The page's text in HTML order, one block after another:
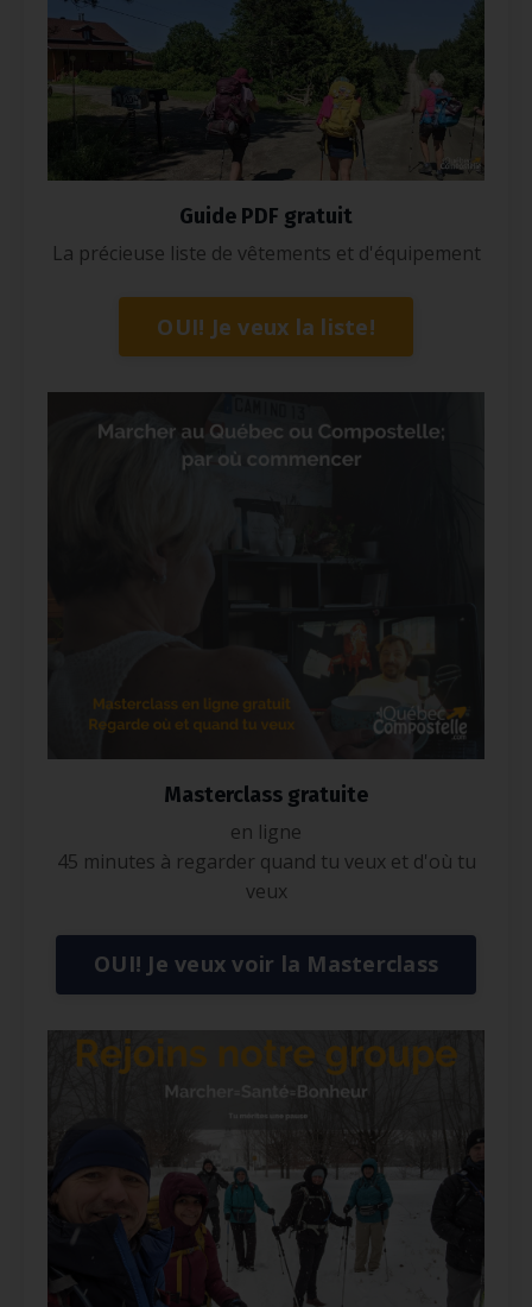
Guide PDF gratuit
La précieuse liste de vêtements et d'équipement
OUI! Je veux la liste!
Masterclass gratuite
en ligne
45 minutes à regarder quand tu veux et d'où tu
veux
OUI! Je veux voir la Masterclass